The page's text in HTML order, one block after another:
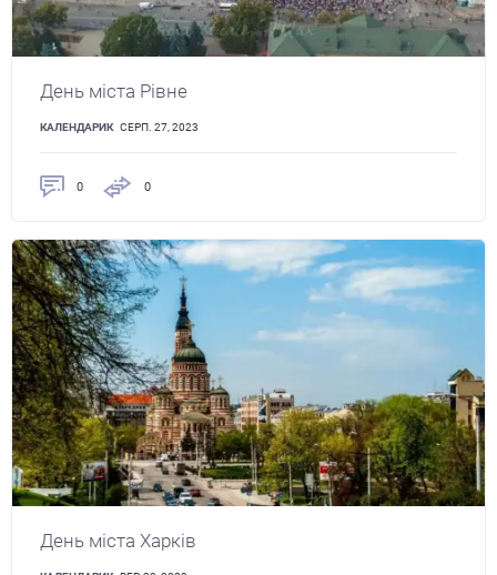
День міста Рівне
КАЛЕНДАРИК СЕРП. 27, 2023
0 0
День міста Харків